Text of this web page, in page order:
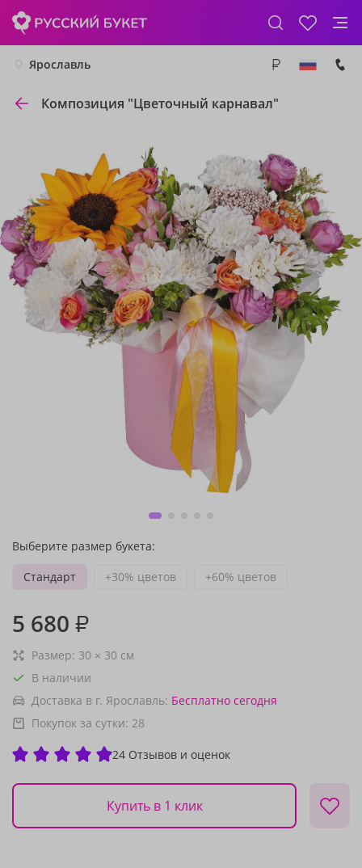
Ярославль
Композиция "Цветочный карнавал"
Выберите размер букета:
Стандарт
+30% цветов +60% цветов
5 680 ₽
Размер: 30 × 30 см
В наличии
Доставка в г. Ярославль: Бесплатно сегодня
Покупок за сутки: 28
24 Отзывов и оценок
Купить в 1 клик